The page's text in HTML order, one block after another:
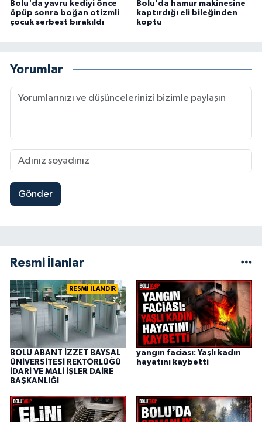
Bolu'da yavru kediyi önce
öpüp sonra boğan otizmli
çocuk serbest bırakıldı
Bolu'da hamur makinesine
kaptırdığı eli bileğinden
koptu
Yorumlar
Gönder
Resmi İlanlar
RESMİ İLANDIR
BOLU ABANT İZZET BAYSAL
ÜNİVERSİTESİ REKTÖRLÜĞÜ
İDARİ VE MALİ İŞLER DAİRE
BAŞKANLIĞI
yangın faciası: Yaşlı kadın
hayatını kaybetti